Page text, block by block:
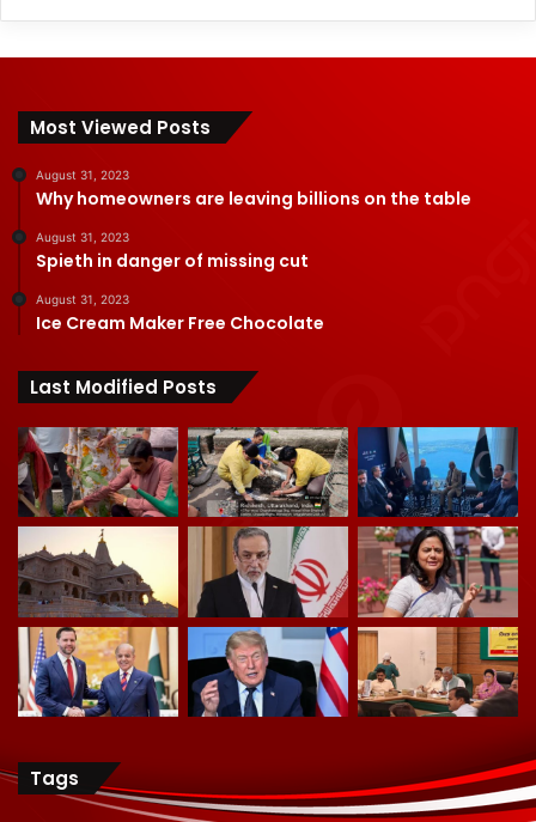
Most Viewed Posts
August 31, 2023
Why homeowners are leaving billions on the table
August 31, 2023
Spieth in danger of missing cut
August 31, 2023
Ice Cream Maker Free Chocolate
Last Modified Posts
Tags